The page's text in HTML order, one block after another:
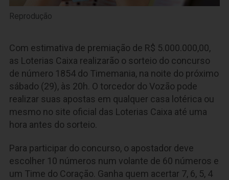
Reprodução
Com estimativa de premiação de R$ 5.000.000,00,
as Loterias Caixa realizarão o sorteio do concurso
de número 1854 do Timemania, na noite do próximo
sábado (29), às 20h. O torcedor do Vozão pode
realizar suas apostas em qualquer casa lotérica ou
mesmo no site oficial das Loterias Caixa até uma
hora antes do sorteio.
Para participar do concurso, o apostador deve
escolher 10 números num volante de 60 números e
um Time do Coração. Ganha quem acertar 7, 6, 5, 4